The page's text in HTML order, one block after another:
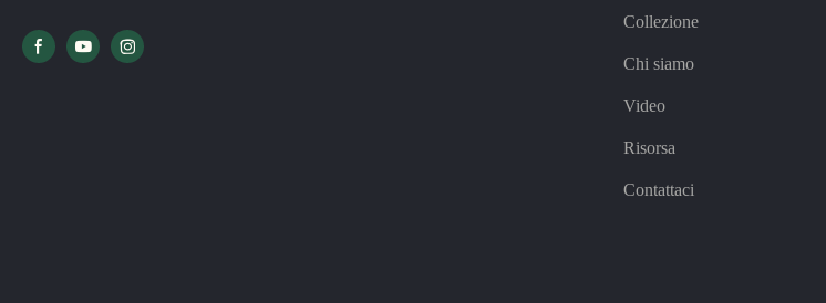
Collezione
Chi siamo
Video
Risorsa
Contattaci